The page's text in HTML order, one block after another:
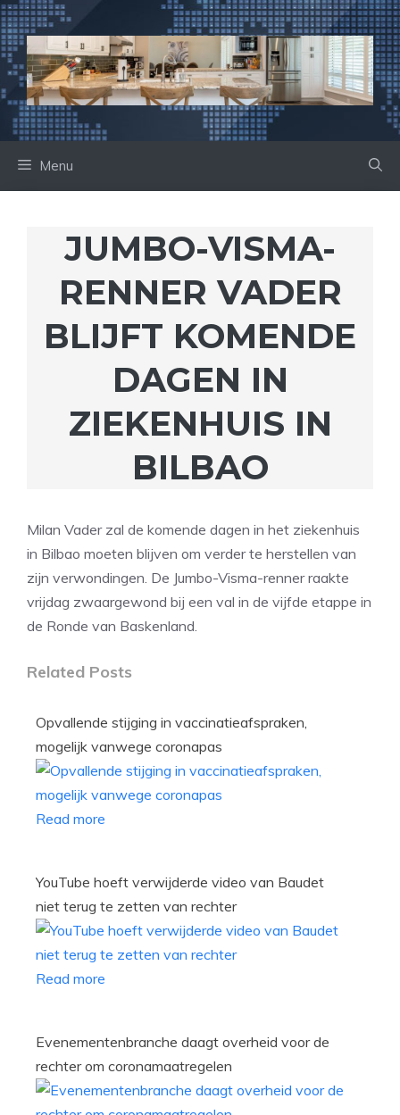
Ga
naar
de
inhoud
Menu
JUMBO-VISMA-
RENNER VADER
BLIJFT KOMENDE
DAGEN IN
ZIEKENHUIS IN
BILBAO
Milan Vader zal de komende dagen in het ziekenhuis
in Bilbao moeten blijven om verder te herstellen van
zijn verwondingen. De Jumbo-Visma-renner raakte
vrijdag zwaargewond bij een val in de vijfde etappe in
de Ronde van Baskenland.
Related Posts
Opvallende stijging in vaccinatieafspraken,
mogelijk vanwege coronapas
Read more
YouTube hoeft verwijderde video van Baudet
niet terug te zetten van rechter
Read more
Evenementenbranche daagt overheid voor de
rechter om coronamaatregelen